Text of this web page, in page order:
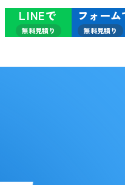
LINEで
無料見積り
フォーム
無料見積り